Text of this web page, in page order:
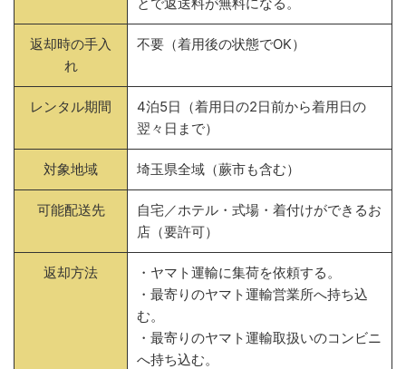
返却時の手入
れ
不要（着用後の状態でOK）
レンタル期間
4泊5日（着用日の2日前から着用日の
翌々日まで）
対象地域 埼玉県全域（蕨市も含む）
可能配送先
自宅／ホテル・式場・着付けができるお
店（要許可）
返却方法
・ヤマト運輸に集荷を依頼する。
・最寄りのヤマト運輸営業所へ持ち込
む。
・最寄りのヤマト運輸取扱いのコンビニ
へ持ち込む。